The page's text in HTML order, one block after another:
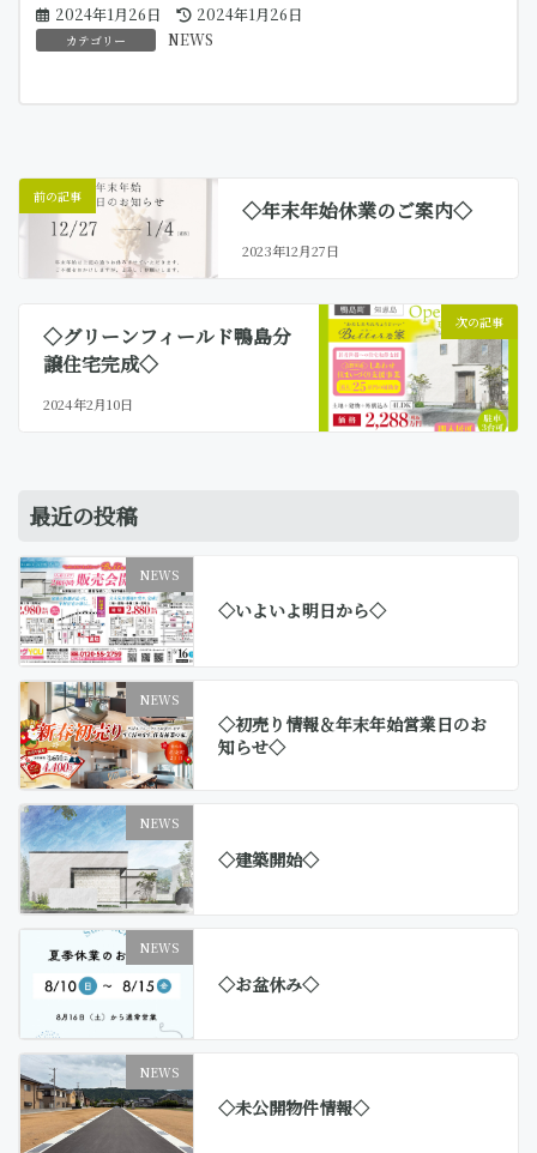
2024年1月26日
最
終
2024年1月26日
カテゴリー NEWS
前の記事
◇年末年始休業のご案内◇
2023年12月27日
次の記事
◇グリーンフィールド鴨島分
譲住宅完成◇
2024年2月10日
最近の投稿
NEWS
◇いよいよ明日から◇
NEWS
◇初売り情報＆年末年始営業日のお
知らせ◇
NEWS
◇建築開始◇
NEWS
◇お盆休み◇
NEWS
◇未公開物件情報◇